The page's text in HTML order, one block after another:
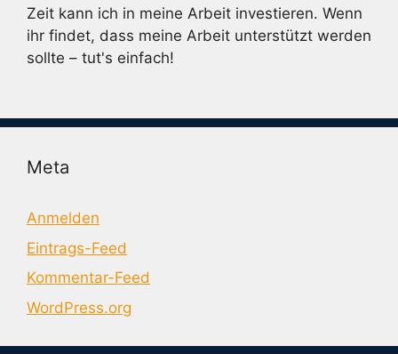
Zeit kann ich in meine Arbeit investieren. Wenn
ihr findet, dass meine Arbeit unterstützt werden
sollte – tut's einfach!
Meta
Anmelden
Eintrags-Feed
Kommentar-Feed
WordPress.org